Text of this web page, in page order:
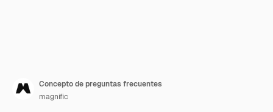
Concepto de preguntas frecuentes
magnific